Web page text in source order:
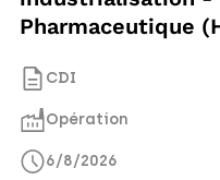
Pharmaceutique
CDI
Opération
6/8/2026